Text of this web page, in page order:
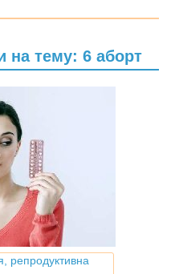
на тему: 6 аборт
репродуктивна